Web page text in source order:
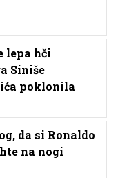
lepa hči
Siniše
poklonila
da si Ronaldo
na nogi